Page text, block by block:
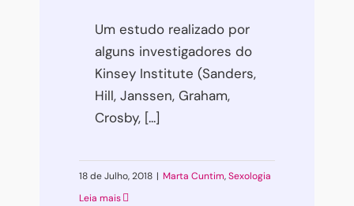
Um estudo realizado por
alguns investigadores do
Kinsey Institute (Sanders,
Hill, Janssen, Graham,
Crosby, [...]
18 de Julho, 2018 | Marta Cuntim,Sexologia
Leia mais